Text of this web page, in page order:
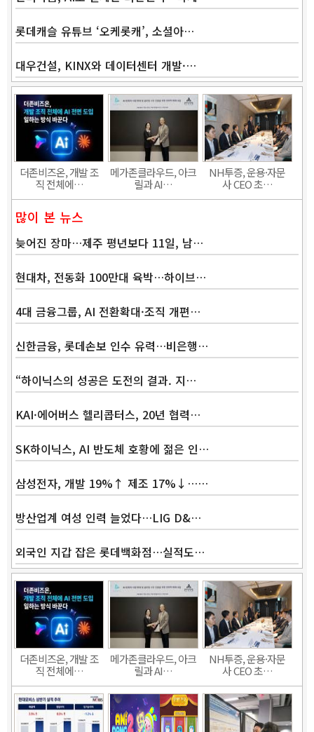
롯데캐슬 유튜브 ‘오케롯캐’, 소셜아…
대우건설, KINX와 데이터센터 개발·…
더존비즈온, 개발 조
직 전체에…
메가존클라우드, 아크
릴과 AI…
NH투증, 운용·자문
사 CEO 초…
많이 본 뉴스
늦어진 장마…제주 평년보다 11일, 남…
현대차, 전동화 100만대 육박…하이브…
4대 금융그룹, AI 전환확대·조직 개편…
신한금융, 롯데손보 인수 유력…비은행…
“하이닉스의 성공은 도전의 결과. 지…
KAI·에어버스 헬리콥터스, 20년 협력…
SK하이닉스, AI 반도체 호황에 젊은 인…
삼성전자, 개발 19%↑ 제조 17%↓……
방산업계 여성 인력 늘었다…LIG D&…
외국인 지갑 잡은 롯데백화점…실적도…
더존비즈온, 개발 조
직 전체에…
메가존클라우드, 아크
릴과 AI…
NH투증, 운용·자문
사 CEO 초…